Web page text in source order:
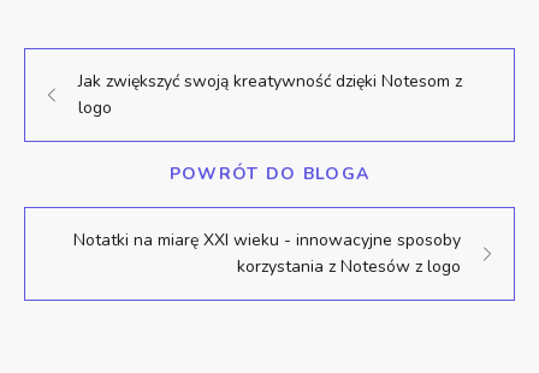
Jak zwiększyć swoją kreatywność dzięki Notesom z
logo
POWRÓT DO BLOGA
Notatki na miarę XXI wieku - innowacyjne sposoby
korzystania z Notesów z logo